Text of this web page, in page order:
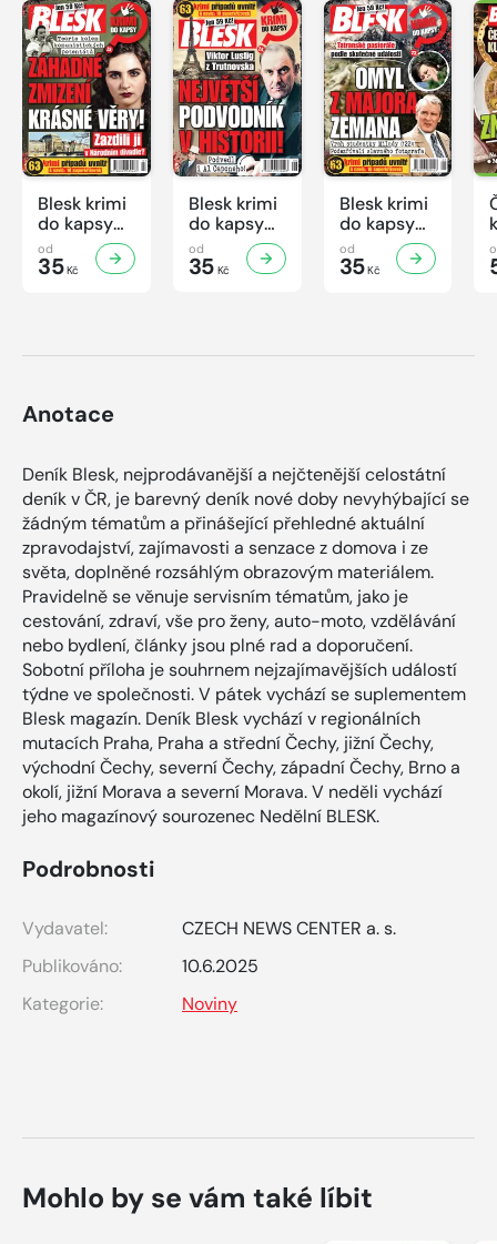
Blesk krimi
do kapsy
č.7/2026
od
35Kč
Blesk krimi
do kapsy
č.6/2026
od
35Kč
Blesk krimi
do kapsy
č.5/2026
od
35Kč
Anotace
Deník Blesk, nejprodávanější a nejčtenější celostátní
deník v ČR, je barevný deník nové doby nevyhýbající se
žádným tématům a přinášející přehledné aktuální
zpravodajství, zajímavosti a senzace z domova i ze
světa, doplněné rozsáhlým obrazovým materiálem.
Pravidelně se věnuje servisním tématům, jako je
cestování, zdraví, vše pro ženy, auto-moto, vzdělávání
nebo bydlení, články jsou plné rad a doporučení.
Sobotní příloha je souhrnem nejzajímavějších událostí
týdne ve společnosti. V pátek vychází se suplementem
Blesk magazín. Deník Blesk vychází v regionálních
mutacích Praha, Praha a střední Čechy, jižní Čechy,
východní Čechy, severní Čechy, západní Čechy, Brno a
okolí, jižní Morava a severní Morava. V neděli vychází
jeho magazínový sourozenec Nedělní BLESK.
Podrobnosti
Vydavatel:
CZECH NEWS CENTER a. s.
Publikováno:
10.6.2025
Kategorie:
Noviny
Mohlo by se vám také líbit